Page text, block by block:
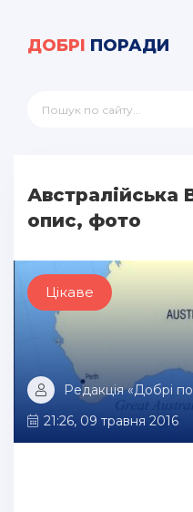
ДОБРІ ПОРАДИ
Австралійська
опис, фото
Цікаве
Редакція «Добрі
21:26, 09 травня 2016